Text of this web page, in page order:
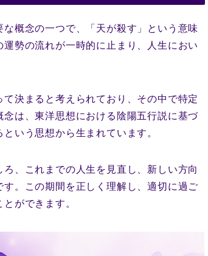
概念の一つで、「天が殺す」という意味
勢の流れが一時的に止まり、人生におい
決まると考えられており、その中で特定
は、東洋思想における陰陽五行説に基づ
いう思想から生まれています。
、これまでの人生を見直し、新しい方向
。この期間を正しく理解し、適切に過ご
ができます。